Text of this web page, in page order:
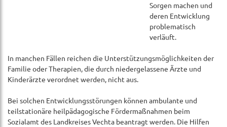
Sorgen machen und
deren Entwicklung
problematisch
verläuft.
In manchen Fällen reichen die Unterstützungsmöglichkeiten der
Familie oder Therapien, die durch niedergelassene Ärzte und
Kinderärzte verordnet werden, nicht aus.
Bei solchen Entwicklungsstörungen können ambulante und
teilstationäre heilpädagogische Fördermaßnahmen beim
Sozialamt des Landkreises Vechta beantragt werden. Die Hilfen